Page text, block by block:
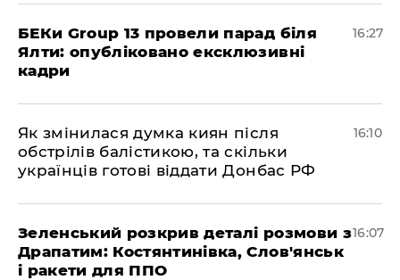
БЕКи Group 13 провели парад біля
Ялти: опубліковано ексклюзивні
кадри
16:27
Як змінилася думка киян після
обстрілів балістикою, та скільки
українців готові віддати Донбас РФ
16:10
Зеленський розкрив деталі розмови з
Драпатим: Костянтинівка, Слов'янськ
і ракети для ППО
16:07